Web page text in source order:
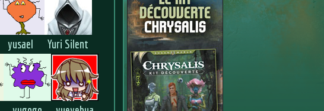
yusael Yuri Silent